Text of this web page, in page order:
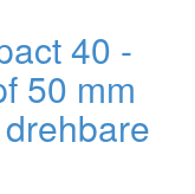
40 -
50 mm